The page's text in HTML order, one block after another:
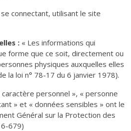
connectant, utilisant le site
: « Les informations qui
forme que ce soit, directement ou
physiques auxquelles elles
la loi n° 78-17 du 6 janvier 1978).
personnel », « personne
» et « données sensibles » ont le
Général sur la Protection des
679)